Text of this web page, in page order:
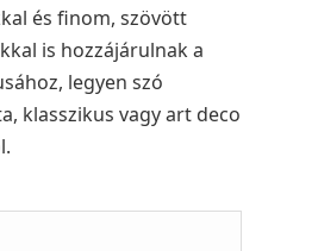
és finom, szövött
is hozzájárulnak a
legyen szó
klasszikus vagy art deco